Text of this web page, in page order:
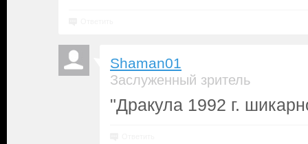
Shaman01
Заслуженный зритель
"Дракула 1992 г.